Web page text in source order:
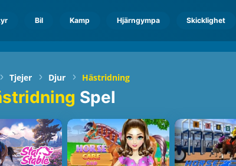
Bil Kamp Hjärngympa Skicklighet
Tjejer Djur Hästridning
Spel